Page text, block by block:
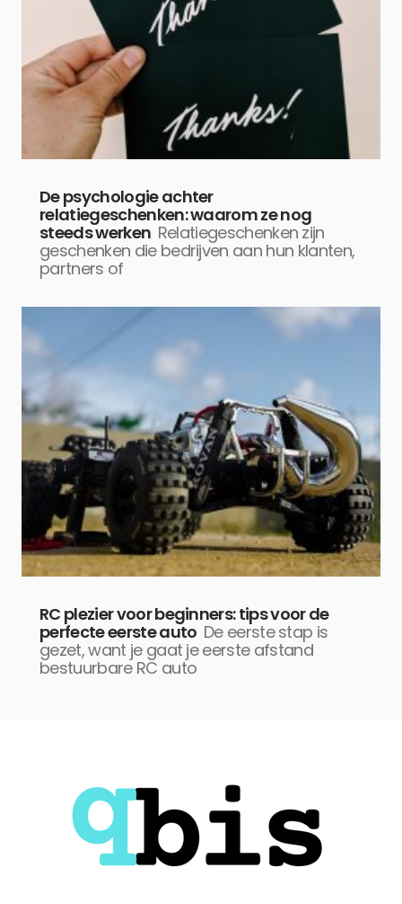
De psychologie achter
relatiegeschenken: waarom ze nog
steeds werken Relatiegeschenken zijn
geschenken die bedrijven aan hun klanten,
partners of
RC plezier voor beginners: tips voor de
perfecte eerste auto De eerste stap is
gezet, want je gaat je eerste afstand
bestuurbare RC auto